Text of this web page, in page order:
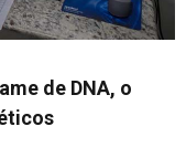
de DNA, o